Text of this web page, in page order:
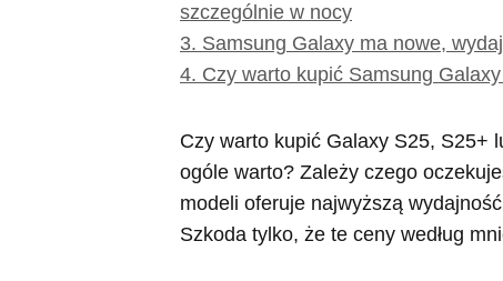
szczególnie w nocy
3. Samsung Galaxy ma nowe,
4. Czy warto kupić Samsung
Czy warto kupić Galaxy S25, S25+
ogóle warto? Zależy czego
modeli oferuje najwyższą
Szkoda tylko, że te ceny według